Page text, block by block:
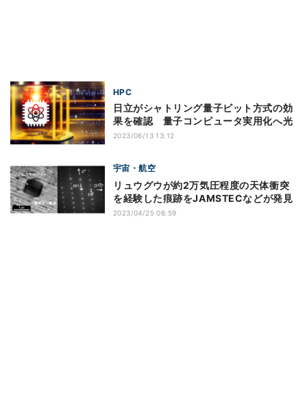
HPC
日立がシャトリング量子ビット方式の効
果を確認 量子コンピュータ実用化へ光
2023/06/13 13:12
宇宙・航空
リュウグウが約2万気圧程度の天体衝突
を経験した痕跡をJAMSTECなどが発見
2023/04/25 06:59